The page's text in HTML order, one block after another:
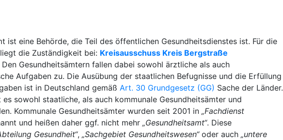
ist eine Behörde, die Teil des öffentlichen Gesundheitsdienstes ist. Für die
die Zuständigkeit bei: Kreisausschuss Kreis Bergstraße
Den Gesundheitsämtern fallen dabei sowohl ärztliche als auch
Aufgaben zu. Die Ausübung der staatlichen Befugnisse und die Erfüllung
ist in Deutschland gemäß Art. 30 Grundgesetz (GG) Sache der Länder.
sowohl staatliche, als auch kommunale Gesundheitsämter und
Kommunale Gesundheitsämter wurden seit 2001 in „Fachdienst
und heißen daher ggf. nicht mehr „Gesundheitsamt“. Diese
Gesundheit“, „Sachgebiet Gesundheitswesen“oder auch „untere